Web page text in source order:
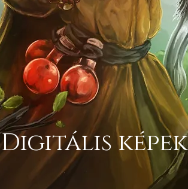
Digitális képek